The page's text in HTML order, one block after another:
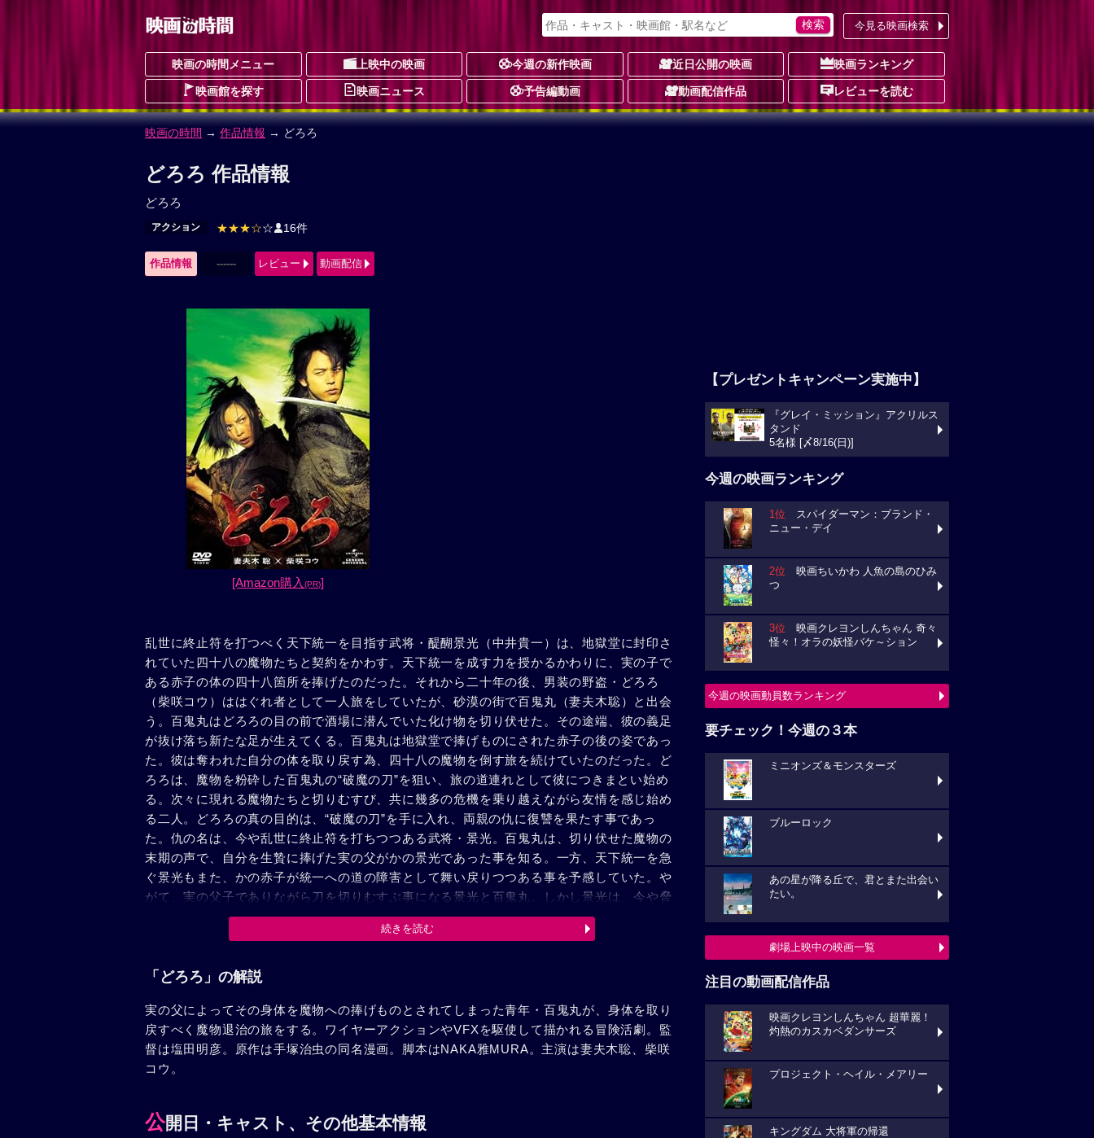
今見る映画検索
映画の時間メニュー 上映中の映画 今週の新作映画 近日公開の映画 映画ランキング
映画館を探す 映画ニュース 予告編動画 動画配信作品 レビューを読む
映画の時間 → 作品情報 → どろろ
どろろ 作品情報
どろろ
アクション ★★★☆☆ 16件
作品情報 ------ レビュー 動画配信
[Amazon購入(PR)]
乱世に終止符を打つべく天下統一を目指す武将・醍醐景光（中井貴一）は、地獄堂に封印さ
れていた四十八の魔物たちと契約をかわす。天下統一を成す力を授かるかわりに、実の子で
ある赤子の体の四十八箇所を捧げたのだった。それから二十年の後、男装の野盗・どろろ
（柴咲コウ）ははぐれ者として一人旅をしていたが、砂漠の街で百鬼丸（妻夫木聡）と出会
う。百鬼丸はどろろの目の前で酒場に潜んでいた化け物を切り伏せた。その途端、彼の義足
が抜け落ち新たな足が生えてくる。百鬼丸は地獄堂で捧げものにされた赤子の後の姿であっ
た。彼は奪われた自分の体を取り戻す為、四十八の魔物を倒す旅を続けていたのだった。ど
ろろは、魔物を粉砕した百鬼丸の“破魔の刀”を狙い、旅の道連れとして彼につきまとい始め
る。次々に現れる魔物たちと切りむすび、共に幾多の危機を乗り越えながら友情を感じ始め
る二人。どろろの真の目的は、“破魔の刀”を手に入れ、両親の仇に復讐を果たす事であっ
た。仇の名は、今や乱世に終止符を打ちつつある武将・景光。百鬼丸は、切り伏せた魔物の
末期の声で、自分を生贄に捧げた実の父がかの景光であった事を知る。一方、天下統一を急
ぐ景光もまた、かの赤子が統一への道の障害として舞い戻りつつある事を予感していた。や
がて、実の父子でありながら刀を切りむすぶ事になる景光と百鬼丸。しかし景光は、今や脅
威的に力をつけた両者の共倒れを目論む魔物たちの狙いを察知し、百鬼丸とその実弟・多宝
丸に天下統一を託して自死を選ぶに至った。本来居るべき場所への帰還を果たした百鬼丸を
続けると言い出し、二人の旅はまだまだ続くのであった。
続きを読む
「どろろ」の解説
実の父によってその身体を魔物への捧げものとされてしまった青年・百鬼丸が、身体を取り
戻すべく魔物退治の旅をする。ワイヤーアクションやVFXを駆使して描かれる冒険活劇。監
督は塩田明彦。原作は手塚治虫の同名漫画。脚本はNAKA雅MURA。主演は妻夫木聡、柴咲
コウ。
公開日・キャスト、その他基本情報
【プレゼントキャンペーン実施中】
『グレイ・ミッション』アクリルス
タンド
5名様 [〆8/16(日)]
今週の映画ランキング
1位 スパイダーマン：ブランド・
ニュー・デイ
2位 映画ちいかわ 人魚の島のひみ
つ
3位 映画クレヨンしんちゃん 奇々
怪々！オラの妖怪バケ～ション
今週の映画動員数ランキング
要チェック！今週の３本
ミニオンズ＆モンスターズ
ブルーロック
あの星が降る丘で、君とまた出会い
たい。
劇場上映中の映画一覧
注目の動画配信作品
映画クレヨンしんちゃん 超華麗！
灼熱のカスカベダンサーズ
プロジェクト・ヘイル・メアリー
キングダム 大将軍の帰還